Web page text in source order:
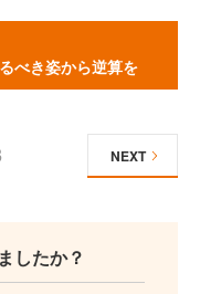
べき姿から逆算を
NEXT
したか？